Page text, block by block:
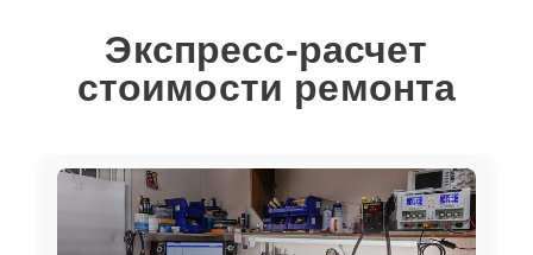
Экспресс-расчет
стоимости ремонта